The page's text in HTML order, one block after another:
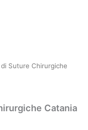
Suture Chirurgiche
Catania